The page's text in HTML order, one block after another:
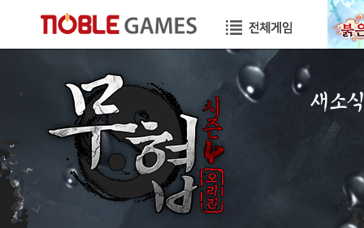
새소
GM노트
GM TIP